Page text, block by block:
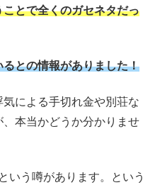
とで全くのガセネタだっ
との情報がありました！
による手切れ金や別荘な
本当かどうか分かりませ
いう噂があります。という